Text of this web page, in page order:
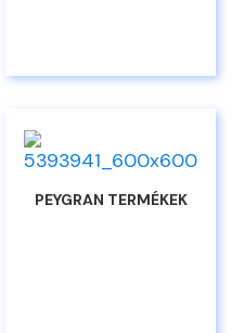
PEYGRAN TERMÉKEK